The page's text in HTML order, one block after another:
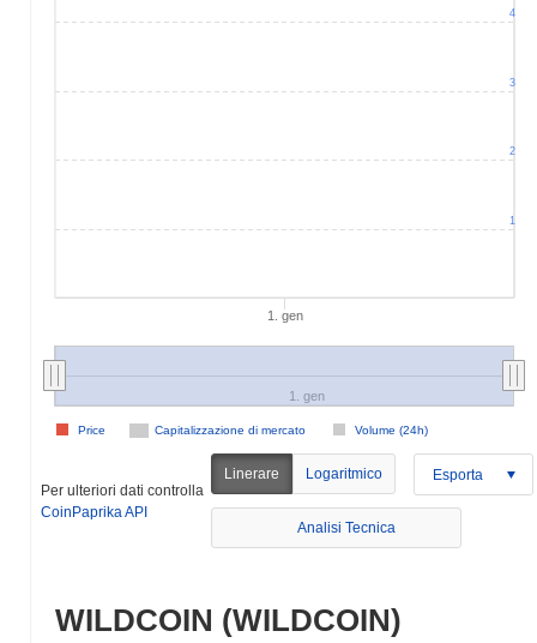
1. gen
Capitalizzazione di mercato Volume (24h)
Price
1. gen
1
2
3
4
Per ulteriori dati controlla
CoinPaprika API
Linerare Logaritmico Esporta
Analisi Tecnica
WILDCOIN (WILDCOIN)